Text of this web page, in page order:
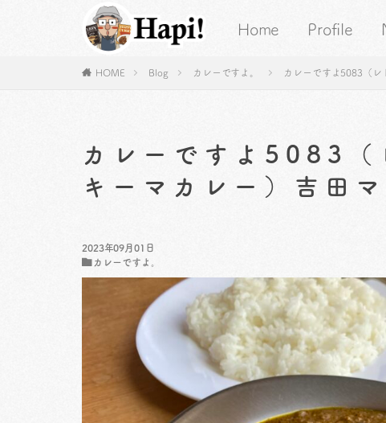
Home Profile
HOME Blog カレーですよ。 カレーですよ5083（
カレーですよ5083
キーマカレー）吉田
2023年09月01日
カレーですよ。